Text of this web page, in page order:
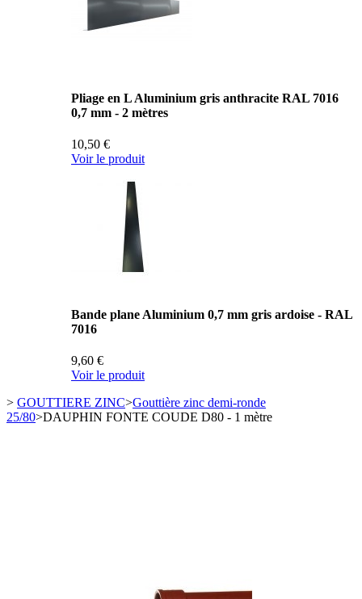
Pliage en L Aluminium gris anthracite RAL 7016
0,7 mm - 2 mètres
10,50 €
Voir le produit
Bande plane Aluminium 0,7 mm gris ardoise - RAL
7016
9,60 €
Voir le produit
> GOUTTIERE ZINC>Gouttière zinc demi-ronde
25/80>DAUPHIN FONTE COUDE D80 - 1 mètre